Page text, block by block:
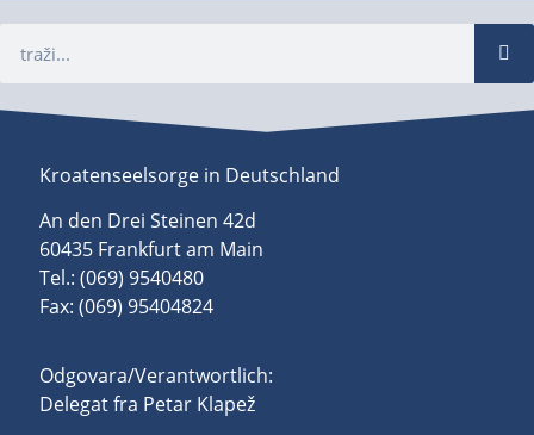
Kroatenseelsorge in Deutschland
An den Drei Steinen 42d
60435 Frankfurt am Main
Tel.: (069) 9540480
Fax: (069) 95404824
Odgovara/Verantwortlich:
Delegat fra Petar Klapež